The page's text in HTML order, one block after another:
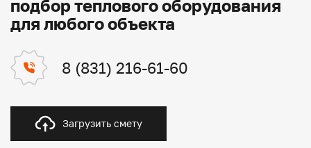
подбор теплового оборудования
для любого объекта
8 (831) 216-61-60
Загрузить смету